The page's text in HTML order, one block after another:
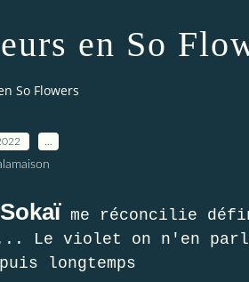
en So
So Flowers
Sokaï me réconcilie
violet on n'en parle
longtemps